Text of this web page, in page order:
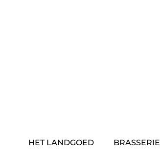
HET LANDGOED BRASSERIE